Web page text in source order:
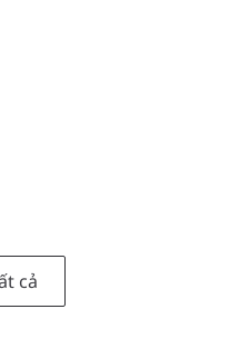
cả